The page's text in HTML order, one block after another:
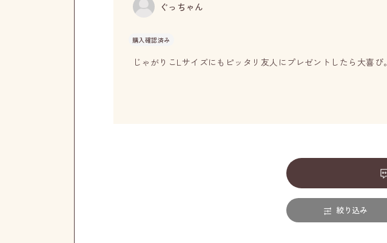
ぐっちゃん
購入確認済み
じゃがりこLサイズにもピッタリ友人にプレゼントしたら大喜び。
絞り込み